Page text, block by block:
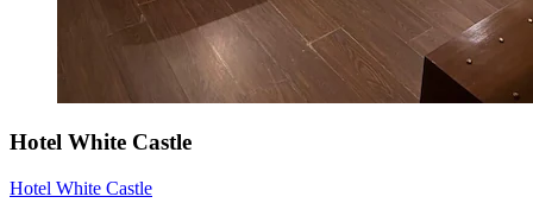
Hotel White Castle
Hotel White Castle